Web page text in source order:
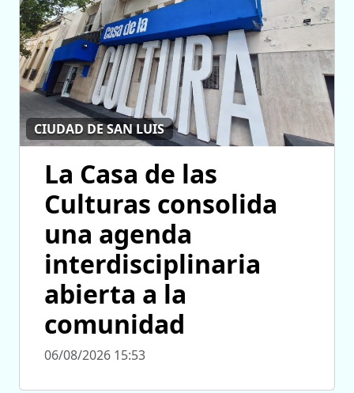
CIUDAD DE SAN LUIS
La Casa de las
Culturas consolida
una agenda
interdisciplinaria
abierta a la
comunidad
06/08/2026 15:53